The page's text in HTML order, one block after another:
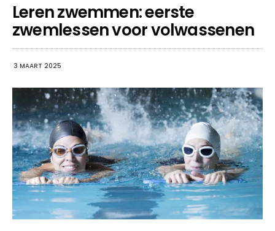
Leren zwemmen: eerste
zwemlessen voor volwassenen
3 MAART 2025